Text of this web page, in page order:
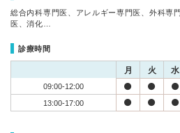
総合内科専門医、アレルギー専門医、外科専
医、消化…
診療時間
月 火 水
09:00-12:00
13:00-17:00